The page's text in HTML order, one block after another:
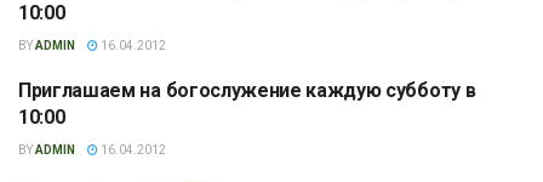
10:00
BYADMIN 16.04.2012
ВЕРХНЕДНЕПРОВСК
Приглашаем на богослужение каждую субботу в
10:00
BYADMIN 16.04.2012